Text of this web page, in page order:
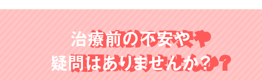
治療前の不安や
疑問はありませんか？